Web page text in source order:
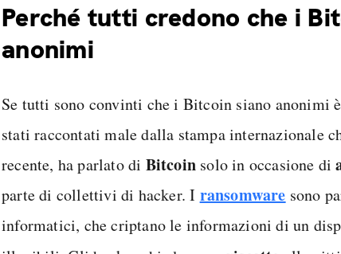
Perché tutti credono che i
anonimi
Se tutti sono convinti che i Bitcoin siano anonimi
stati raccontati male dalla stampa internazionale
recente, ha parlato di Bitcoin solo in occasione di
parte di collettivi di hacker. I ransomware sono
informatici, che criptano le informazioni di un